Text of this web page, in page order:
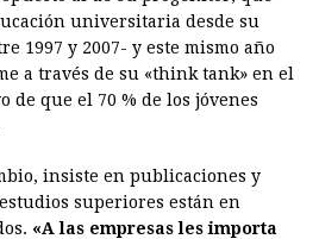
universitaria desde su
1997 y 2007- y este mismo año
a través de su «think tank» en el
de que el 70 % de los jóvenes
insiste en publicaciones y
superiores están en
«A las empresas les importa